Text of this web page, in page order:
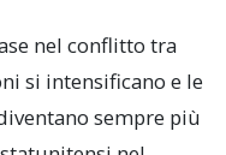
nel conflitto tra
si intensificano e le
sempre più